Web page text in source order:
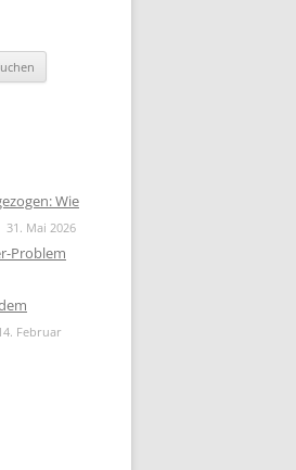
Wie
31. Mai 2026
Problem
Februar